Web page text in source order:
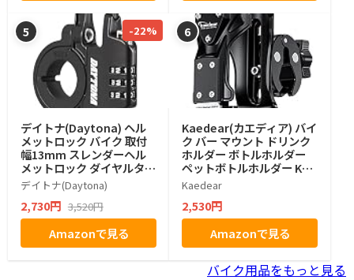
5 -22%
デイトナ(Daytona) ヘル
メットロック バイク 取付
幅13mm スレンダーヘル
メットロック ダイヤルタイ
プ ブラック 42183
デイトナ(Daytona)
2,730円 3,520円
Amazonで見る
6
Kaedear(カエディア) バイ
ク バー マウント ドリンク
ホルダー ボトルホルダー
ペットボトルホルダー KDR
-M21-3 (ちょうネジ)
Kaedear
2,530円
Amazonで見る
バイク用品をもっと見る